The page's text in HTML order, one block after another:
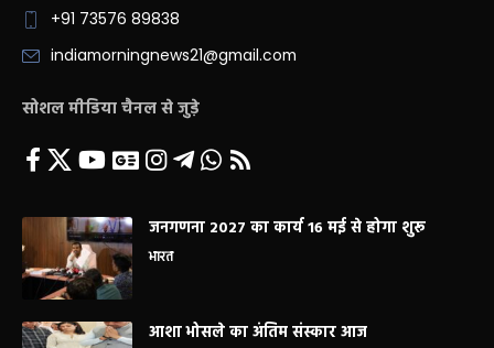
+91 73576 89838
indiamorningnews21@gmail.com
सोशल मीडिया चैनल से जुड़े
जनगणना 2027 का कार्य 16 मई से होगा शुरू
भारत
आशा भोसले का अंतिम संस्कार आज